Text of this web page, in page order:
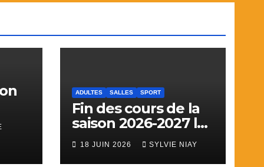
ADULTES SALLES SPORT
Fin des cours de la
saison 2026-2027 le
28 juin pour le sport
18 JUIN 2026 SYLVIE NIAY